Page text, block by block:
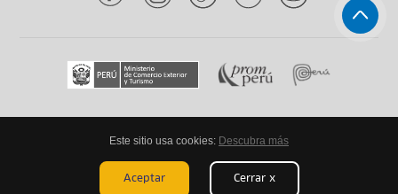
Todos los derechos reservadosytuqueplanes 2026
Este sitio usa cookies: Descubra más
Aceptar Cerrar x